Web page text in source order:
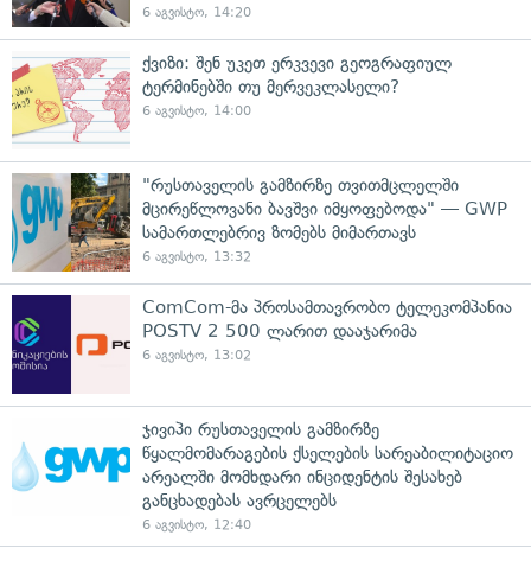
6 აგვისტო, 14:20
ქვიზი: შენ უკეთ ერკვევი გეოგრაფიულ
ტერმინებში თუ მერვეკლასელი?
6 აგვისტო, 14:00
"რუსთაველის გამზირზე თვითმცლელში
მცირეწლოვანი ბავშვი იმყოფებოდა" — GWP
სამართლებრივ ზომებს მიმართავს
6 აგვისტო, 13:32
ComCom-მა პროსამთავრობო ტელეკომპანია
POSTV 2 500 ლარით დააჯარიმა
6 აგვისტო, 13:02
ჯივიპი რუსთაველის გამზირზე
წყალმომარაგების ქსელების სარეაბილიტაციო
არეალში მომხდარი ინციდენტის შესახებ
განცხადებას ავრცელებს
6 აგვისტო, 12:40